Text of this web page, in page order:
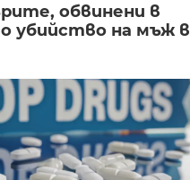
обвинени в
убийство на мъж в